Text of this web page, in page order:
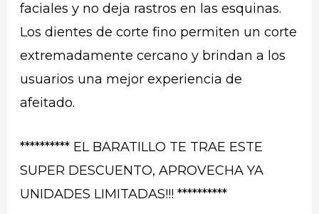
faciales y no deja rastros en las esquinas.
Los dientes de corte fino permiten un corte
extremadamente cercano y brindan a los
usuarios una mejor experiencia de
afeitado.
********** EL BARATILLO TE TRAE ESTE
SUPER DESCUENTO, APROVECHA YA
UNIDADES LIMITADAS!!! **********